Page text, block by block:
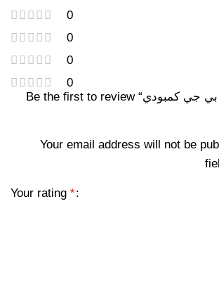
0
0
0
0
Be the first to review “دهن عود براشين بي جي كمبودي
Your email address will not be
Your rating *